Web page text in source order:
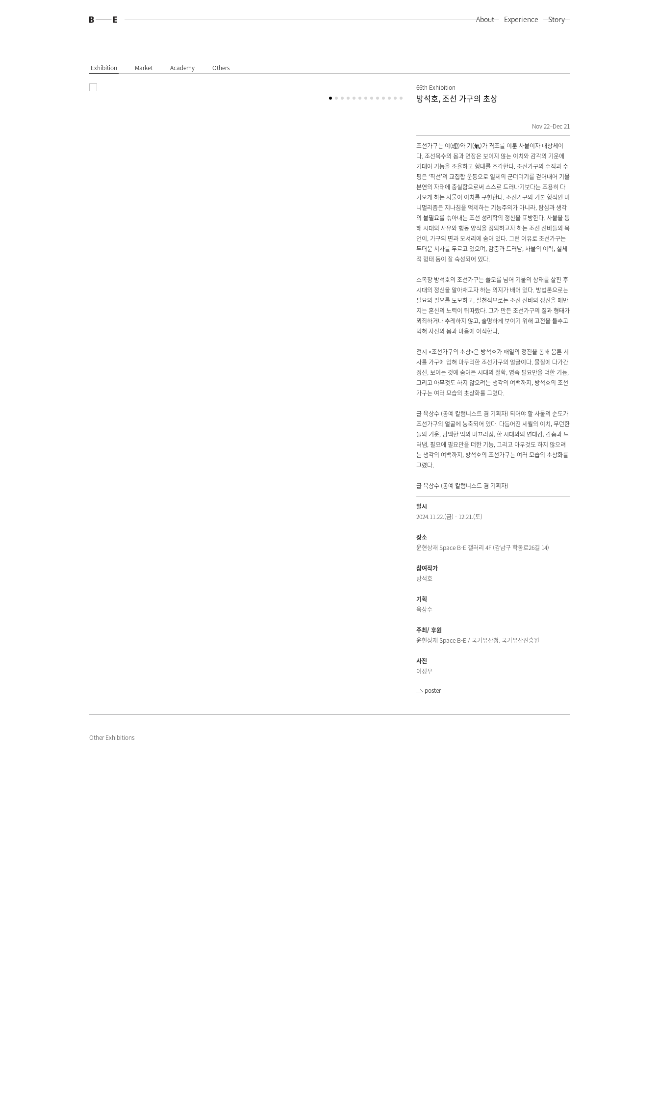
About Experience Story
Exhibition Market Academy Others
66th Exhibition
방석호, 조선 가구의 초상
Nov 22–Dec 21
조선가구는 이(理)와 기(氣)가 격조를 이룬 사물이자 대상체이
다. 조선목수의 몸과 연장은 보이지 않는 이치와 감각의 기운에
기대어 기능을 조율하고 형태를 조각한다. 조선가구의 수직과 수
평은 ‘직선’의 교집합 운동으로 일체의 군더더기를 걷어내어 기물
본연의 자태에 충실함으로써 스스로 드러나기보다는 조용히 다
가오게 하는 사물이 이치를 구현한다. 조선가구의 기본 형식인 미
니멀리즘은 지나침을 억제하는 기능주의가 아니라, 탐심과 생각
의 불필요를 솎아내는 조선 성리학의 정신을 표방한다. 사물을 통
해 시대의 사유와 행동 양식을 정의하고자 하는 조선 선비들의 묵
언이, 가구의 면과 모서리에 숨어 있다. 그런 이유로 조선가구는
두터운 서사를 두르고 있으며, 감춤과 드러남, 사물의 이력, 실체
적 형태 등이 잘 숙성되어 있다.
소목장 방석호의 조선가구는 쓸모를 넘어 기물의 상태를 살핀 후
시대의 정신을 알아채고자 하는 의지가 배어 있다. 방법론으로는
필요의 필요를 도모하고, 실천적으로는 조선 선비의 정신을 매만
지는 혼신의 노력이 뒤따랐다. 그가 만든 조선가구의 질과 형태가
꾀죄하거나 추레하지 않고, 술명하게 보이기 위해 고전을 들추고
익혀 자신의 몸과 마음에 이식한다.
전시 <조선가구의 초상>은 방석호가 매일의 정진을 통해 움튼 서
사를 가구에 입혀 마무리한 조선가구의 얼굴이다. 물질에 다가간
정신, 보이는 것에 숨어든 시대의 철학, 영속 필요만을 더한 기능,
그리고 아무것도 하지 않으려는 생각의 여백까지, 방석호의 조선
가구는 여러 모습의 초상화를 그렸다.
글 육상수 (공예 칼럼니스트 겸 기획자) 되어야 할 사물의 순도가
조선가구의 얼굴에 농축되어 있다. 다듬어진 세월의 이치, 무던한
돌의 기운, 담백한 먹의 미끄러짐, 한 시대와의 연대감, 감춤과 드
러냄, 필요에 필요만을 더한 기능, 그리고 아무것도 하지 않으려
는 생각의 여백까지, 방석호의 조선가구는 여러 모습의 초상화를
그렸다.
글 육상수 (공예 칼럼니스트 겸 기획자)
일시
2024.11.22.(금) - 12.21.(토)
장소
윤현상재 Space B-E 갤러리 4F (강남구 학동로26길 14)
참여작가
방석호
기획
육상수
주최/ 후원
윤현상재 Space B-E / 국가유산청, 국가유산진흥원
사진
이정우
poster
Other Exhibitions